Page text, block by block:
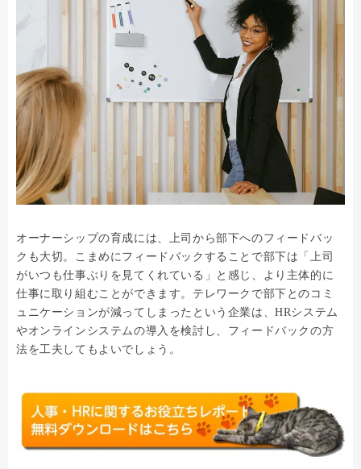
オーナーシップの育成には、上司から部下へのフィードバッ
クも大切。こまめにフィードバックすることで部下は「上司
がいつも仕事ぶりを見てくれている」と感じ、より主体的に
仕事に取り組むことができます。テレワークで部下とのコミ
ュニケーションが減ってしまったという企業は、HRシステム
やオンラインシステムの導入を検討し、フィードバックの方
法を工夫してもよいでしょう。